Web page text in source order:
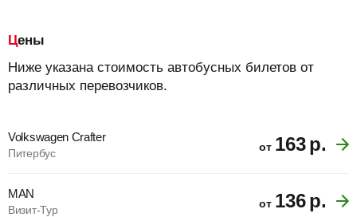
Цены
Ниже указана стоимость автобусных билетов от
различных перевозчиков.
Volkswagen Crafter
Питербус
от 163р.
MAN
Визит-Тур
от 136р.